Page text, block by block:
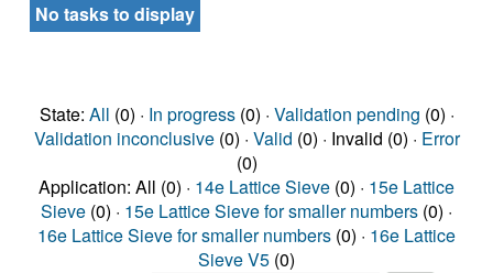
No tasks to display
State: All (0) · In progress(0) · Validation pending (0) ·
Validation inconclusive(0) · Valid (0) · Invalid (0) · Error
(0)
Application: All (0) · 14e Lattice Sieve (0) · 15e Lattice
Sieve (0) · 15e Lattice Sieve for smaller numbers (0) ·
16e Lattice Sieve for smaller numbers (0) · 16e Lattice
Sieve V5 (0)